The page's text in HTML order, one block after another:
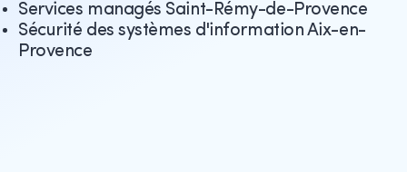
Services managés Saint-Rémy-de-Provence
Sécurité des systèmes d'information Aix-en-
Provence